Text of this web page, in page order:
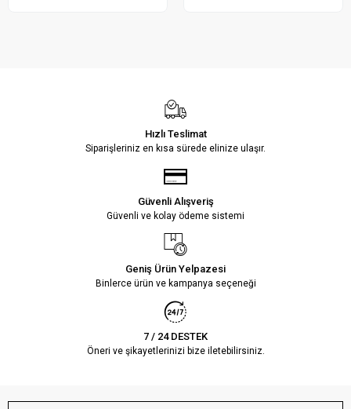
Hızlı Teslimat
Siparişleriniz en kısa sürede elinize ulaşır.
Güvenli Alışveriş
Güvenli ve kolay ödeme sistemi
Geniş Ürün Yelpazesi
Binlerce ürün ve kampanya seçeneği
7 / 24 DESTEK
Öneri ve şikayetlerinizi bize iletebilirsiniz.